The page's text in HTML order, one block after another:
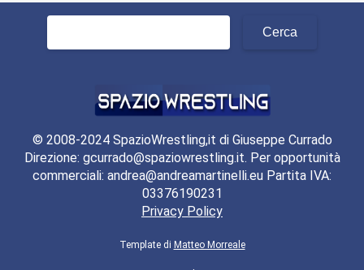
© 2008-2024 SpazioWrestling,it di Giuseppe Currado
Direzione: gcurrado@spaziowrestling.it. Per opportunità
commerciali: andrea@andreamartinelli.eu Partita IVA:
03376190231
Privacy Policy
Template di Matteo Morreale